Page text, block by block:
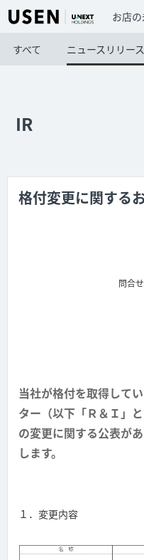
お店
すべて ニュースリリース
IR
格付変更に関する
問合
当社が格付を取得して
ター（以下「Ｒ＆Ｉ」
の変更に関する公表が
します。
１．変更内容